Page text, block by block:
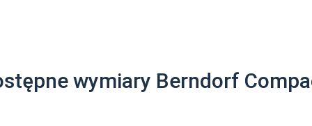
wymiary Berndorf